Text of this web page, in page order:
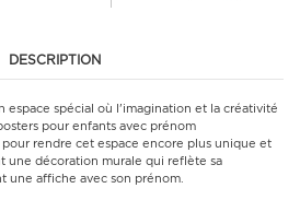
DESCRIPTION
espace spécial où l'imagination et la créativité
pour enfants avec prénom
rendre cet espace encore plus unique et
une décoration murale qui reflète sa
une affiche avec son prénom.